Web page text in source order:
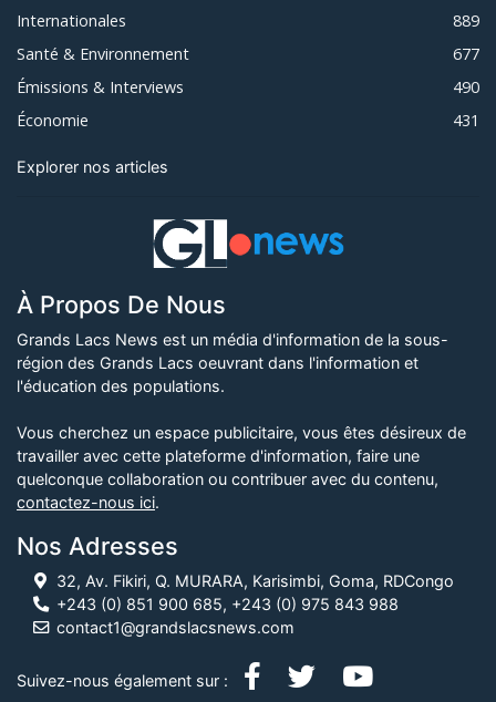
Internationales
889
Santé & Environnement
677
Émissions & Interviews
490
Économie
431
Explorer nos articles
À Propos De Nous
Grands Lacs News est un média d'information de la sous-
région des Grands Lacs oeuvrant dans l'information et
l'éducation des populations.
Vous cherchez un espace publicitaire, vous êtes désireux de
travailler avec cette plateforme d'information, faire une
quelconque collaboration ou contribuer avec du contenu,
contactez-nous ici.
Nos Adresses
32, Av. Fikiri, Q. MURARA, Karisimbi, Goma, RDCongo
+243 (0) 851 900 685, +243 (0) 975 843 988
contact1@grandslacsnews.com
Suivez-nous également sur :